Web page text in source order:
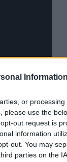
Information
or
please use the
out request is
information
out. You may
parties on the